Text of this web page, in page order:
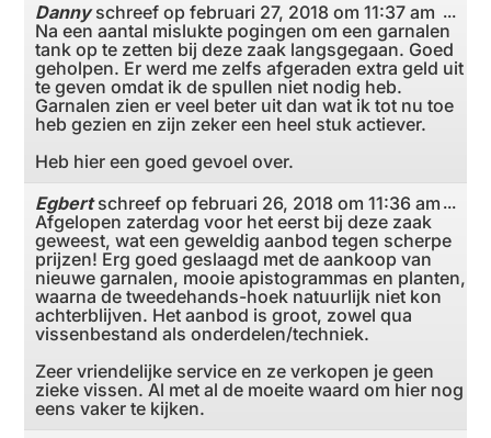
Danny schreef op februari 27, 2018 om 11:37 am
Na een aantal mislukte pogingen om een garnalen
tank op te zetten bij deze zaak langsgegaan. Goed
geholpen. Er werd me zelfs afgeraden extra geld uit
te geven omdat ik de spullen niet nodig heb.
Garnalen zien er veel beter uit dan wat ik tot nu toe
heb gezien en zijn zeker een heel stuk actiever.
Heb hier een goed gevoel over.
...
Egbert schreef op februari 26, 2018 om 11:36 am
Afgelopen zaterdag voor het eerst bij deze zaak
geweest, wat een geweldig aanbod tegen scherpe
prijzen! Erg goed geslaagd met de aankoop van
nieuwe garnalen, mooie apistogrammas en planten,
waarna de tweedehands-hoek natuurlijk niet kon
achterblijven. Het aanbod is groot, zowel qua
vissenbestand als onderdelen/techniek.
Zeer vriendelijke service en ze verkopen je geen
zieke vissen. Al met al de moeite waard om hier nog
eens vaker te kijken.
...